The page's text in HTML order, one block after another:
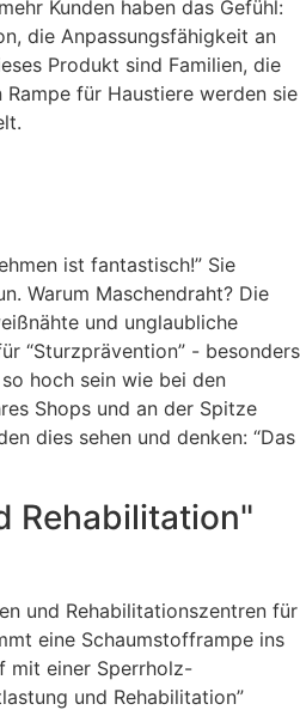
Kunden haben das Gefühl:
die Anpassungsfähigkeit an
Produkt sind Familien, die
für Haustiere werden sie
ist fantastisch!” Sie
Warum Maschendraht? Die
und unglaubliche
“Sturzprävention” - besonders
hoch sein wie bei den
Shops und an der Spitze
dies sehen und denken: “Das
Rehabilitation"
und Rehabilitationszentren für
eine Schaumstofframpe ins
mit einer Sperrholz-
und Rehabilitation”